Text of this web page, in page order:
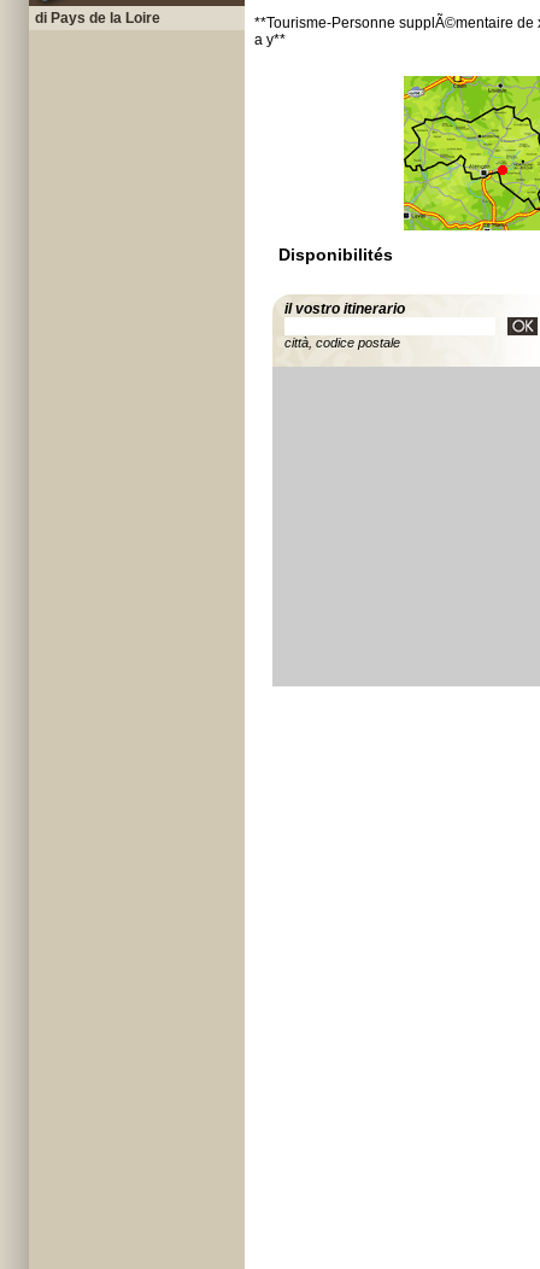
di Pays de la Loire
**Tourisme-Personne supplÃ©mentaire de
a y**
Disponibilités
il vostro itinerario
città, codice postale